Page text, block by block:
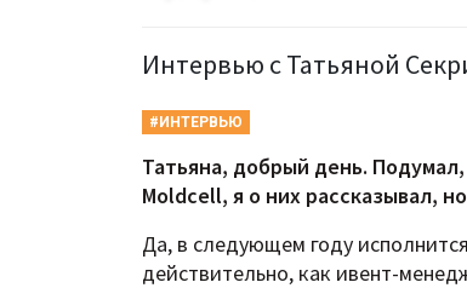
Интервью с Татьяной
#ИНТЕРВЬЮ
Татьяна, добрый день.
Moldcell, я о них рассказывал,
Да, в следующем году
действительно, как ивент-